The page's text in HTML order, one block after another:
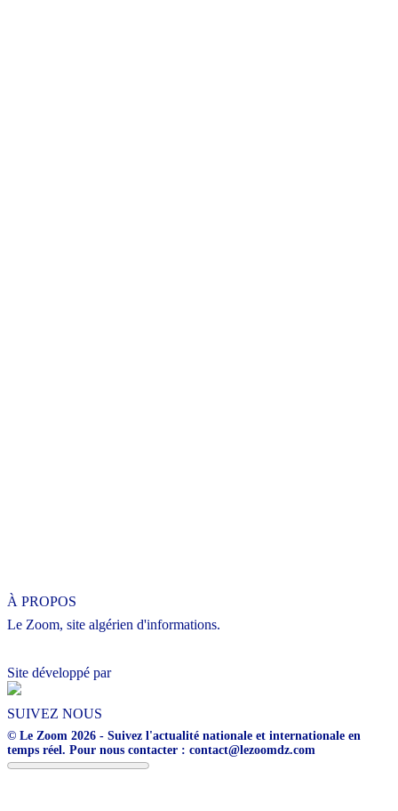
À PROPOS
Le Zoom, site algérien d'informations.
Site développé par
SUIVEZ NOUS
© Le Zoom 2026 - Suivez l'actualité nationale et internationale en
temps réel. Pour nous contacter : contact@lezoomdz.com